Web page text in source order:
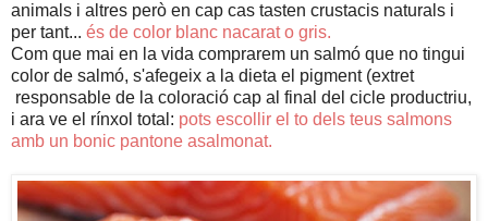
animals i altres però en cap cas tasten crustacis naturals i
per tant... és de color blanc nacarat o gris.
Com que mai en la vida comprarem un salmó que no tingui
color de salmó, s'afegeix a la dieta el pigment (extret
responsable de la coloració cap al final del cicle productriu,
i ara ve el rínxol total: pots escollir el to dels teus salmons
amb un bonic pantone asalmonat.